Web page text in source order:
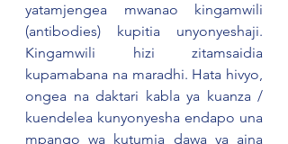
yatamjengea mwanao kingamwili
(antibodies) kupitia unyonyeshaji.
Kingamwili hizi zitamsaidia
kupamabana na maradhi. Hata hivyo,
ongea na daktari kabla ya kuanza /
kuendelea kunyonyesha endapo una
mpango wa kutumia dawa ya aina